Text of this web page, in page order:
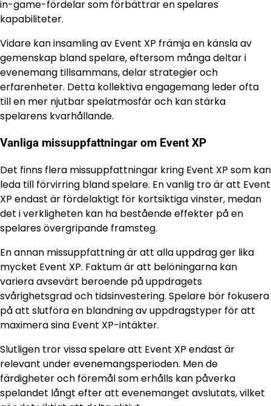
in-game-fördelar som förbättrar en spelares
kapabiliteter.
Vidare kan insamling av Event XP främja en känsla av
gemenskap bland spelare, eftersom många deltar i
evenemang tillsammans, delar strategier och
erfarenheter. Detta kollektiva engagemang leder ofta
till en mer njutbar spelatmosfär och kan stärka
spelarens kvarhållande.
Vanliga missuppfattningar om Event XP
Det finns flera missuppfattningar kring Event XP som kan
leda till förvirring bland spelare. En vanlig tro är att Event
XP endast är fördelaktigt för kortsiktiga vinster, medan
det i verkligheten kan ha bestående effekter på en
spelares övergripande framsteg.
En annan missuppfattning är att alla uppdrag ger lika
mycket Event XP. Faktum är att belöningarna kan
variera avsevärt beroende på uppdragets
svårighetsgrad och tidsinvestering. Spelare bör fokusera
på att slutföra en blandning av uppdragstyper för att
maximera sina Event XP-intäkter.
Slutligen tror vissa spelare att Event XP endast är
relevant under evenemangsperioden. Men de
färdigheter och föremål som erhålls kan påverka
spelandet långt efter att evenemanget avslutats, vilket